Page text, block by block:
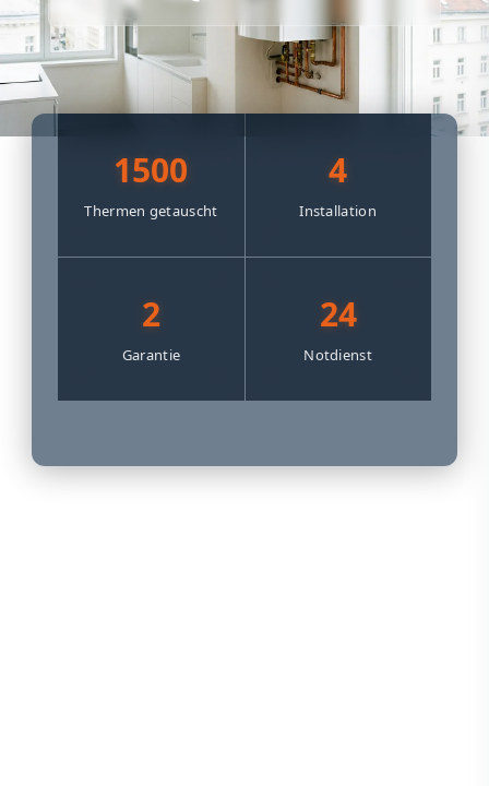
1500
Thermen getauscht
4
Installation
2
Garantie
24
Notdienst